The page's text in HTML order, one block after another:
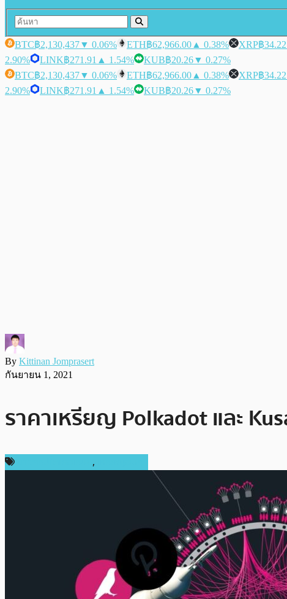
BTC฿2,130,437▼ 0.06% ETH฿62,966.00 ▲ 0.38% XRP฿34.22
2.90%
LINK฿271.91 ▲ 1.54% KUB฿20.26▼ 0.27%
BTC฿2,130,437▼ 0.06% ETH฿62,966.00 ▲ 0.38% XRP฿34.22
2.90%
LINK฿271.91 ▲ 1.54% KUB฿20.26▼ 0.27%
By Kittinan Jomprasert
กันยายน 1, 2021
ราคาเหรียญ Polkadot และ
,